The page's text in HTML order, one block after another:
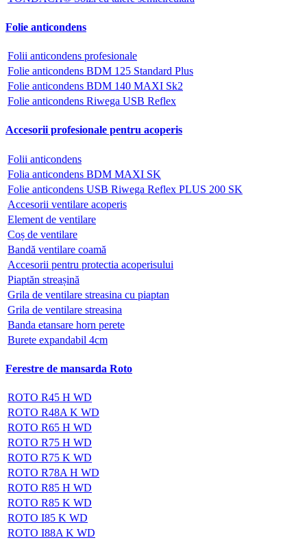
Folie anticondens
Folii anticondens profesionale
Folie anticondens BDM 125 Standard Plus
Folie anticondens BDM 140 MAXI Sk2
Folie anticondens Riwega USB Reflex
Accesorii profesionale pentru acoperis
Folii anticondens
Folia anticondens BDM MAXI SK
Folie anticondens USB Riwega Reflex PLUS 200 SK
Accesorii ventilare acoperis
Element de ventilare
Coș de ventilare
Bandă ventilare coamă
Accesorii pentru protectia acoperisului
Piaptăn streașină
Grila de ventilare streasina cu piaptan
Grila de ventilare streasina
Banda etansare horn perete
Burete expandabil 4cm
Ferestre de mansarda Roto
ROTO R45 H WD
ROTO R48A K WD
ROTO R65 H WD
ROTO R75 H WD
ROTO R75 K WD
ROTO R78A H WD
ROTO R85 H WD
ROTO R85 K WD
ROTO I85 K WD
ROTO I88A K WD